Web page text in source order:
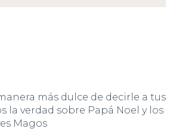
más dulce de decirle a tus
la verdad sobre Papá Noel y los
Magos